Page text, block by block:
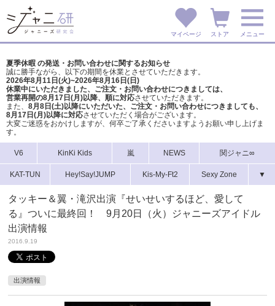
マイページ ストア メニュー
夏季休暇 の発送・お問い合わせに関するお知らせ
誠に勝手ながら、以下の期間を休業とさせていただきます。
2026年8月11日(火)~2026年8月16日(日)
休業中にいただきました、ご注文・お問い合わせにつきましては、
営業再開の8月17日(月)以降、順に対応させていただきます。
また、 8月8日(土)以降にいただいた、ご注文・ お問い合わせにつきましても、
8月17日(月)以降に対応させていただく場合がございます。
大変ご迷惑をおかけしますが、 何卒ご了承くださいますようお願い申し上げま
す。
V6 KinKi Kids 嵐 NEWS 関ジャニ∞
KAT-TUN Hey!Say!JUMP Kis-My-Ft2 Sexy Zone ▼
タッキー＆翼・滝沢出演『せいせいするほど、愛して
る』ついに最終回！ 9月20日（火）ジャニーズアイドル
出演情報
2016.9.19
出演情報